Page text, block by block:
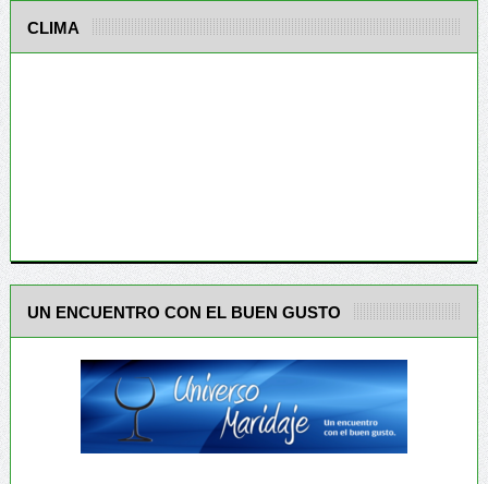
CLIMA
UN ENCUENTRO CON EL BUEN GUSTO